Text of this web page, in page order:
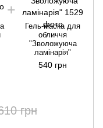
Гель-маска для
обличчя
"Зволожуюча
ламінарія"
540 грн
грн